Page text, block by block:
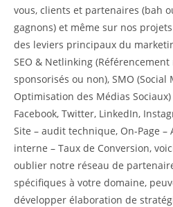
vous, clients et partenaires (bah
gagnons) et même sur nos
des leviers principaux du
SEO & Netlinking
sponsorisés ou non), SMO
Optimisation des Médias
Facebook, Twitter, LinkedIn,
Site – audit technique, On-Page –
interne – Taux de Conversion,
oublier notre réseau de
spécifiques à votre domaine,
développer élaboration de